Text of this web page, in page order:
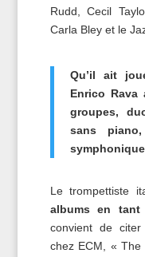
Rudd, Cecil
Carla Bley et le
Qu’il ait
Enrico
groupes,
sans
Le trompettiste
albums en tant
convient de citer
chez ECM, «